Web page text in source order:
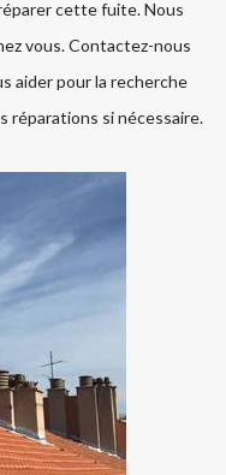
cette fuite. Nous
vous. Contactez-nous
aider pour la recherche
réparations si nécessaire.